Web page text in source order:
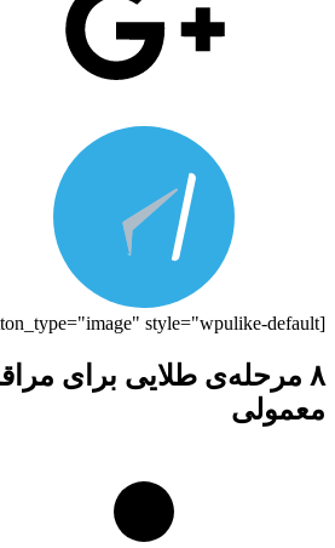
[wp_ulike button_type="image" style="wpulike-default"]
۸ مرحله‌ی طلایی برای
معمولی